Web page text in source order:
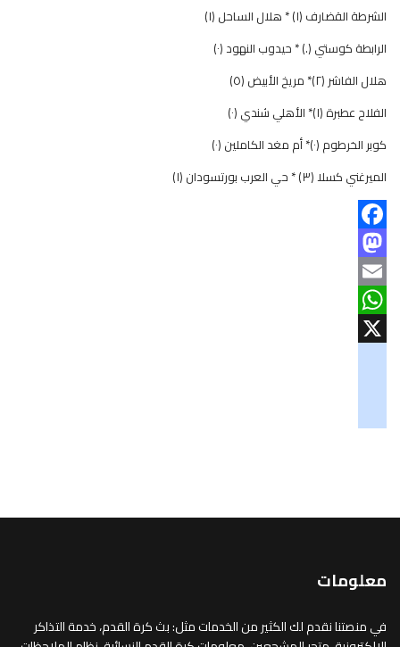
الشرطة القضارف (١) * هلال الساحل (١)
الرابطة كوستي (.) * حيدوب النهود (٠)
هلال الفاشر (٢)* مريخ الأبيض (٥)
الفلاح عطبرة (١)* الأهلي شندي (٠)
كوبر الخرطوم (٠)* أم مغد الكاملين (٠)
الميرغني كسلا (٣) * حي العرب بورتسودان (١)
Facebook
Mastodon
Email
WhatsApp
معلومات
في منصتنا نقدم لك الكثير من الخدمات مثل: بث كرة القدم، خدمة التذاكر